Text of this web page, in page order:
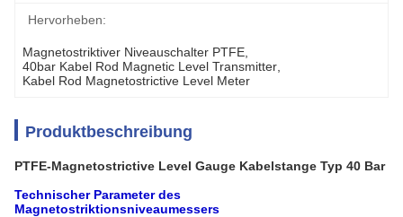
Hervorheben:
Magnetostriktiver Niveauschalter PTFE
40bar Kabel Rod Magnetic Level Transmitter
Kabel Rod Magnetostrictive Level Meter
Produktbeschreibung
PTFE-Magnetostrictive Level Gauge Kabelstange Typ 40 Bar
Technischer Parameter des
Magnetostriktionsniveaumessers